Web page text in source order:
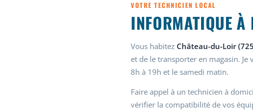
VOTRE TECHNICIEN LOCAL
INFORMATIQUE
Vous habitez Château-du-Loir
et de le transporter en magasin. Je
8h à 19h et le samedi matin.
Faire appel à un technicien à
vérifier la compatibilité de vos